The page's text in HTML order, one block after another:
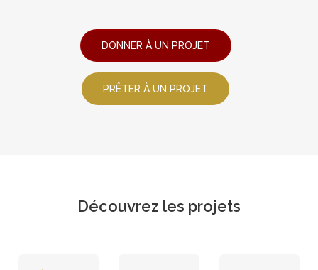
DONNER À UN PROJET
PRÊTER À UN PROJET
Découvrez les projets